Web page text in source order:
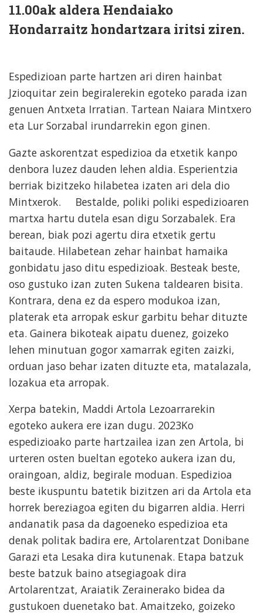
11.00ak aldera Hendaiako
Hondarraitz hondartzara iritsi ziren.
Espedizioan parte hartzen ari diren hainbat
Jzioquitar zein begiralerekin egoteko parada izan
genuen Antxeta Irratian. Tartean Naiara Mintxero
eta Lur Sorzabal irundarrekin egon ginen.
Gazte askorentzat espedizioa da etxetik kanpo
denbora luzez dauden lehen aldia. Esperientzia
berriak bizitzeko hilabetea izaten ari dela dio
Mintxerok. Bestalde, poliki poliki espedizioaren
martxa hartu dutela esan digu Sorzabalek. Era
berean, biak pozi agertu dira etxetik gertu
baitaude. Hilabetean zehar hainbat hamaika
gonbidatu jaso ditu espedizioak. Besteak beste,
oso gustuko izan zuten Sukena taldearen bisita.
Kontrara, dena ez da espero modukoa izan,
platerak eta arropak eskur garbitu behar dituzte
eta. Gainera bikoteak aipatu duenez, goizeko
lehen minutuan gogor xamarrak egiten zaizki,
orduan jaso behar izaten dituzte eta, matalazala,
lozakua eta arropak.
Xerpa batekin, Maddi Artola Lezoarrarekin
egoteko aukera ere izan dugu. 2023Ko
espedizioako parte hartzailea izan zen Artola, bi
urteren osten bueltan egoteko aukera izan du,
oraingoan, aldiz, begirale moduan. Espedizioa
beste ikuspuntu batetik bizitzen ari da Artola eta
horrek bereziagoa egiten du bigarren aldia. Herri
andanatik pasa da dagoeneko espedizioa eta
denak politak badira ere, Artolarentzat Donibane
Garazi eta Lesaka dira kutunenak. Etapa batzuk
beste batzuk baino atsegiagoak dira
Artolarentzat, Araiatik Zerainerako bidea da
gustukoen duenetako bat. Amaitzeko, goizeko